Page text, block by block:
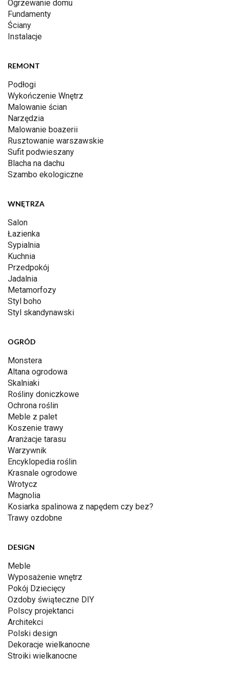
Ogrzewanie domu
Fundamenty
Ściany
Instalacje
REMONT
Podłogi
Wykończenie Wnętrz
Malowanie ścian
Narzędzia
Malowanie boazerii
Rusztowanie warszawskie
Sufit podwieszany
Blacha na dachu
Szambo ekologiczne
WNĘTRZA
Salon
Łazienka
Sypialnia
Kuchnia
Przedpokój
Jadalnia
Metamorfozy
Styl boho
Styl skandynawski
OGRÓD
Monstera
Altana ogrodowa
Skalniaki
Rośliny doniczkowe
Ochrona roślin
Meble z palet
Koszenie trawy
Aranżacje tarasu
Warzywnik
Encyklopedia roślin
Krasnale ogrodowe
Wrotycz
Magnolia
Kosiarka spalinowa z napędem czy bez?
Trawy ozdobne
DESIGN
Meble
Wyposażenie wnętrz
Pokój Dziecięcy
Ozdoby świąteczne DIY
Polscy projektanci
Architekci
Polski design
Dekoracje wielkanocne
Stroiki wielkanocne